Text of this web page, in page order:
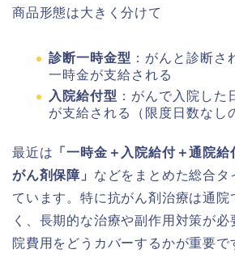
商品形態は大きく分けて
診断一時金型 ：がんと診断さ
一時金が支給される
入院給付型 ：がんで入院した
が支給される（限度日数なし
最近は 「一時金＋入院給付＋通院
がん剤保障」 などをまとめた総合タ
ています。特に抗がん剤治療は通院
く、長期的な治療や副作用対策が必
院費用をどうカバーするかが重要で